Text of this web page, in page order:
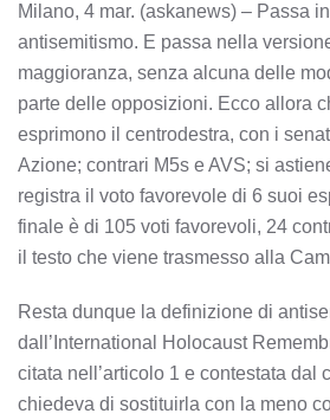
Milano, 4 mar. (askanews) – Passa
antisemitismo. E passa nella
maggioranza, senza alcuna delle
parte delle opposizioni. Ecco allora
esprimono il centrodestra, con i
Azione; contrari M5s e AVS; si
registra il voto favorevole di 6 suoi
finale è di 105 voti favorevoli, 24
il testo che viene trasmesso alla
Resta dunque la definizione di
dall’International Holocaust
citata nell’articolo 1 e contestata dal
chiedeva di sostituirla con la meno